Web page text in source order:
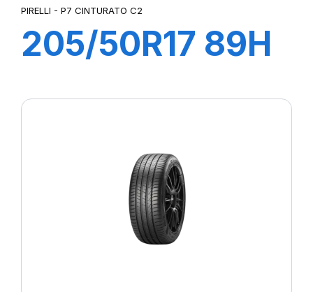
PIRELLI - P7 CINTURATO C2
205/50R17 89H